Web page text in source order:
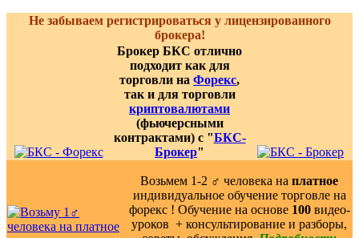
Не забываем регистрироваться у лицензированного
брокера!
Брокер БКС отлично
подходит как для
торговли на Форекс,
так и для торговли
криптовалютами
(фьючерсными
контрактами) с "БКС-
Брокер"
Возьмем 1-2 ‍♂️ человека на платное
индивидуальное обучение торговле на
форекс ! Обучение на основе 100видео-
уроков ️ + консультирование и разборы,